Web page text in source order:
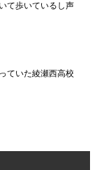
て歩いているし声
ていた綾瀬西高校